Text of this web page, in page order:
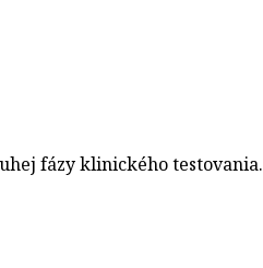
fázy klinického testovania.